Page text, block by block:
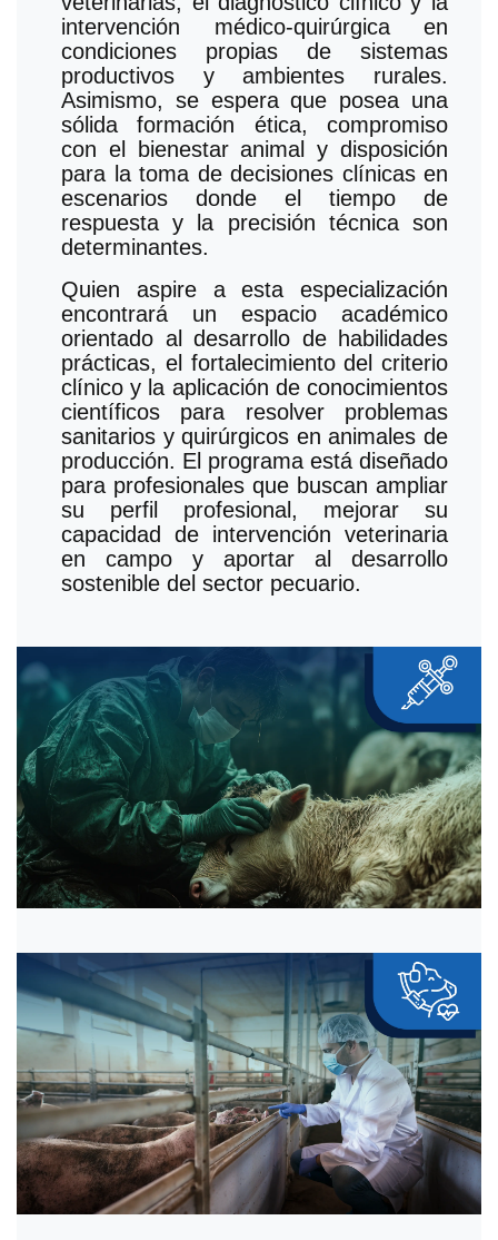
intervención médico-quirúrgica en
condiciones propias de sistemas
productivos y ambientes rurales.
Asimismo, se espera que posea una
sólida formación ética, compromiso
con el bienestar animal y disposición
para la toma de decisiones clínicas en
escenarios donde el tiempo de
respuesta y la precisión técnica son
determinantes.
Quien aspire a esta especialización
encontrará un espacio académico
orientado al desarrollo de habilidades
prácticas, el fortalecimiento del criterio
clínico y la aplicación de conocimientos
científicos para resolver problemas
sanitarios y quirúrgicos en animales de
producción. El programa está diseñado
para profesionales que buscan ampliar
su perfil profesional, mejorar su
capacidad de intervención veterinaria
en campo y aportar al desarrollo
sostenible del sector pecuario.